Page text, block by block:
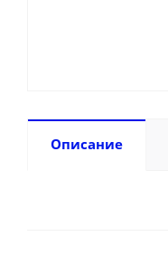
Описание